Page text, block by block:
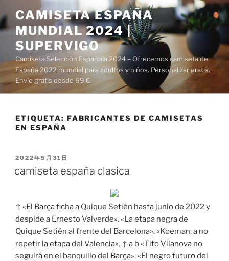
al
contenido
CAMISETA ESPAÑA
MUNDIAL 2024 |
SUPERVIGO
Camiseta Selección Española 2024 – Ofrecemos camiseta de
España 2022 mundial para adultos y niños. Personalizar gratis.
Envío gratis desde 69 €.
ETIQUETA: FABRICANTES DE CAMISETAS
EN ESPAÑA
PUBLICADO
2022年5月31日
camiseta españa clasica
↑ «El Barça ficha a Quique Setién hasta junio de 2022 y
despide a Ernesto Valverde». «La etapa negra de
Quique Setién al frente del Barcelona». «Koeman, a no
repetir la etapa del Valencia». ↑ a b «Tito Vilanova no
seguirá en el banquillo del Barça». «El negro futuro del